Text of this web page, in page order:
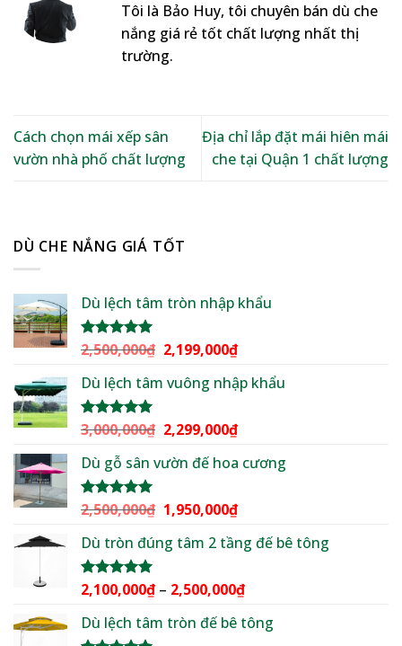
Tôi là Bảo Huy, tôi chuyên bán dù che
nắng giá rẻ tốt chất lượng nhất thị
trường.
Cách chọn mái xếp sân
vườn nhà phố chất lượng
Địa chỉ lắp đặt mái hiên mái
che tại Quận 1 chất lượng
DÙ CHE NẮNG GIÁ TỐT
Dù lệch tâm tròn nhập khẩu
Được xếp
5 sao
2,500,000₫ Giá
là:
2,199,000₫Giá
tại
2,199,000₫.
Dù lệch tâm vuông nhập khẩu
Được xếp
5 sao
3,000,000₫ Giá
là:
2,299,000₫Giá
tại
2,299,000₫.
Dù gỗ sân vườn đế hoa cương
Được xếp
5 sao
2,500,000₫ Giá
là:
1,950,000₫Giá
tại
1,950,000₫.
Dù tròn đúng tâm 2 tầng đế bê tông
Được xếp
5 sao
2,100,000₫ – 2,500,000₫Khoảng
từ
Dù lệch tâm tròn đế bê tông